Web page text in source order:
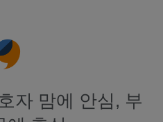
자 맘에 안심, 부